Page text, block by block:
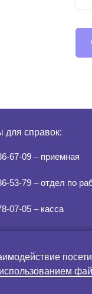
для справок:
67-09 – приемная
53-79 – отдел по
07-05 – касса
использованием